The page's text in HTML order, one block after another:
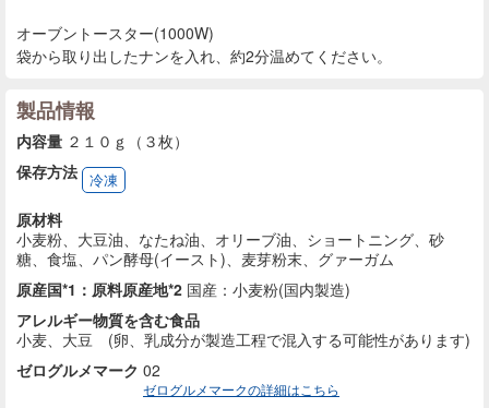
オーブントースター(1000W)
袋から取り出したナンを入れ、約2分温めてください。
製品情報
内容量 ２１０ｇ（３枚）
保存方法 冷凍
原材料
小麦粉、大豆油、なたね油、オリーブ油、ショートニング、砂
糖、食塩、パン酵母(イースト)、麦芽粉末、グァーガム
原産国*1：原料原産地*2 国産：小麦粉(国内製造)
アレルギー物質を含む食品
小麦、大豆 (卵、乳成分が製造工程で混入する可能性があります)
ゼログルメマーク 02
ゼログルメマークの詳細はこちら